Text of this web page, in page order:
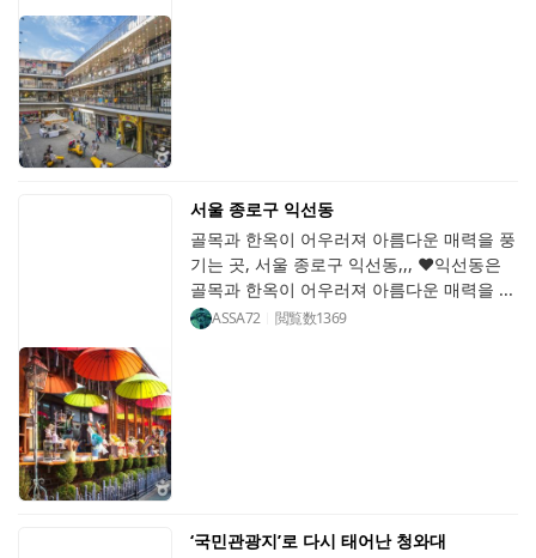
서울 종로구 익선동
골목과 한옥이 어우러져 아름다운 매력을 풍
기는 곳, 서울 종로구 익선동,,, ♥익선동은
골목과 한옥이 어우러져 아름다운 매력을 ...
ASSA72 閲覧数1369
‘국민관광지’로 다시 태어난 청와대